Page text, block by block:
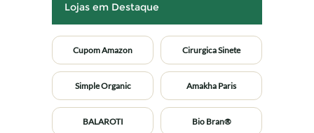
Lojas em Destaque
Cupom Amazon Cirurgica Sinete
Simple Organic Amakha Paris
BALAROTI Bio Bran®